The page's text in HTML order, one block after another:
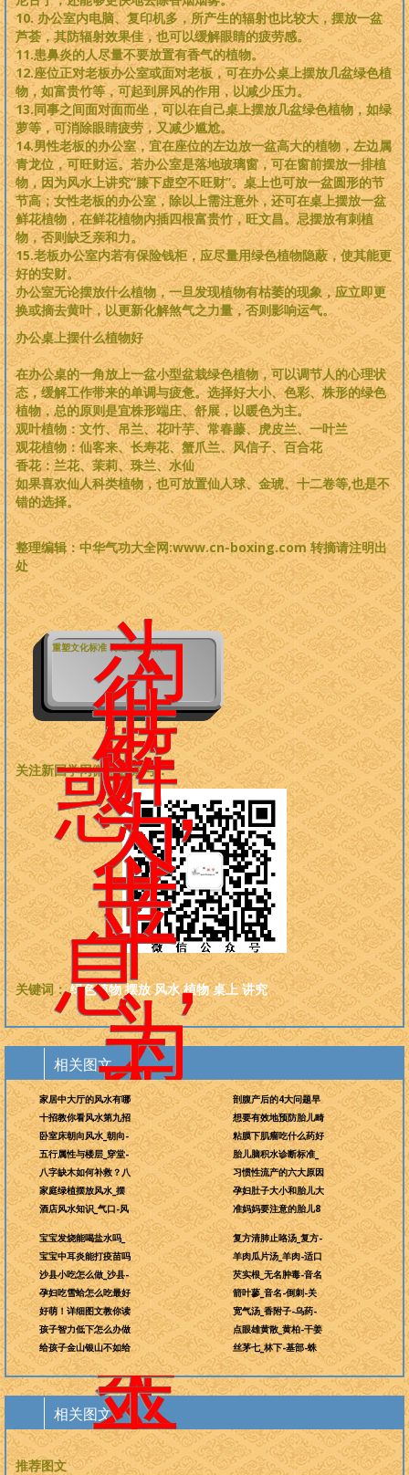
10. 办公室内电脑、复印机多，所产生的辐射也比较大，摆放一盆
芦荟，其防辐射效果佳，也可以缓解眼睛的疲劳感。
11.患鼻炎的人尽量不要放置有香气的植物。
12.座位正对老板办公室或面对老板，可在办公桌上摆放几盆绿色植
物，如富贵竹等，可起到屏风的作用，以减少压力。
13.同事之间面对面而坐，可以在自己桌上摆放几盆绿色植物，如绿
萝等，可消除眼睛疲劳，又减少尴尬。
14.男性老板的办公室，宜在座位的左边放一盆高大的植物，左边属
青龙位，可旺财运。若办公室是落地玻璃窗，可在窗前摆放一排植
物，因为风水上讲究“膝下虚空不旺财”。桌上也可放一盆圆形的节
节高；女性老板的办公室，除以上需注意外，还可在桌上摆放一盆
鲜花植物，在鲜花植物内插四根富贵竹，旺文昌。忌摆放有刺植
物，否则缺乏亲和力。
15.老板办公室内若有保险钱柜，应尽量用绿色植物隐蔽，使其能更
好的安财。
办公室无论摆放什么植物，一旦发现植物有枯萎的现象，应立即更
换或摘去黄叶，以更新化解煞气之力量，否则影响运气。
办公桌上摆什么植物好
在办公桌的一角放上一盆小型盆栽绿色植物，可以调节人的心理状
态，缓解工作带来的单调与疲惫。选择好大小、色彩、株形的绿色
植物，总的原则是宜株形端庄、舒展，以暖色为主。
观叶植物：文竹、吊兰、花叶芋、常春藤、虎皮兰、一叶兰
观花植物：仙客来、长寿花、蟹爪兰、风信子、百合花
香花：兰花、茉莉、珠兰、水仙
如果喜欢仙人科类植物，也可放置仙人球、金琥、十二卷等,也是不
错的选择。
整理编辑：中华气功大全网:www.cn-boxing.com 转摘请注明出
处
重塑文化标准 再造民族精神
为
往
世
解
惑，
为
今
世
平
息，
为
天
地
而
科
学，
为
万
世
开
太
平
关注新国学网微信公众号：
关键词： 绿色植物 摆放 风水 植物 桌上 讲究
相关图文
家居中大厅的风水有哪
十招教你看风水第九招
卧室床朝向风水_朝向-
五行属性与楼层_穿堂-
八字缺木如何补救？八
家庭绿植摆放风水_摆
酒店风水知识_气口-风
剖腹产后的4大问题早
想要有效地预防胎儿畸
粘膜下肌瘤吃什么药好
胎儿脑积水诊断标准_
习惯性流产的六大原因
孕妇肚子大小和胎儿大
准妈妈要注意的胎儿8
宝宝发烧能喝盐水吗_
宝宝中耳炎能打疫苗吗
沙县小吃怎么做_沙县-
孕妇吃雪蛤怎么吃最好
好萌！详细图文教你读
孩子智力低下怎么办做
给孩子金山银山不如给
复方清肺止咯汤_复方-
羊肉瓜片汤_羊肉-适口
芡实根_无名肿毒-音名
箭叶蓼_音名-倒刺-关
宽气汤_香附子-乌药-
点眼雄黄散_黄柏-干姜
丝茅七_林下-基部-蛛
相关图文
推荐图文